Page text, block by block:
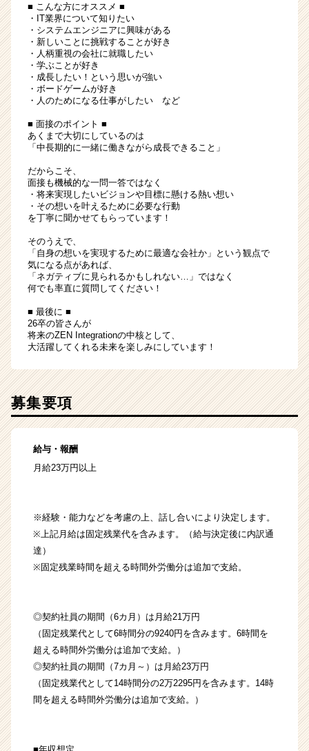
■ こんな方にオススメ ■
・IT業界について知りたい
・システムエンジニアに興味がある
・新しいことに挑戦することが好き
・人柄重視の会社に就職したい
・学ぶことが好き
・成長したい！という思いが強い
・ボードゲームが好き
・人のためになる仕事がしたい など
■ 面接のポイント ■
あくまで大切にしているのは
「中長期的に一緒に働きながら成長できること」
だからこそ、
面接も機械的な一問一答ではなく
・将来実現したいビジョンや目標に懸ける熱い想い
・その想いを叶えるために必要な行動
を丁寧に聞かせてもらっています！
そのうえで、
「自身の想いを実現するために最適な会社か」という観点で
気になる点があれば、
「ネガティブに見られるかもしれない…」ではなく
何でも率直に質問してください！
■ 最後に ■
26卒の皆さんが
将来のZEN Integrationの中核として、
大活躍してくれる未来を楽しみにしています！
募集要項
給与・報酬
月給23万円以上
※経験・能力などを考慮の上、話し合いにより決定します。
※上記月給は固定残業代を含みます。（給与決定後に内訳通
達）
※固定残業時間を超える時間外労働分は追加で支給。
◎契約社員の期間（6カ月）は月給21万円
（固定残業代として6時間分の9240円を含みます。6時間を
超える時間外労働分は追加で支給。）
◎契約社員の期間（7カ月～）は月給23万円
（固定残業代として14時間分の2万2295円を含みます。14時
間を超える時間外労働分は追加で支給。）